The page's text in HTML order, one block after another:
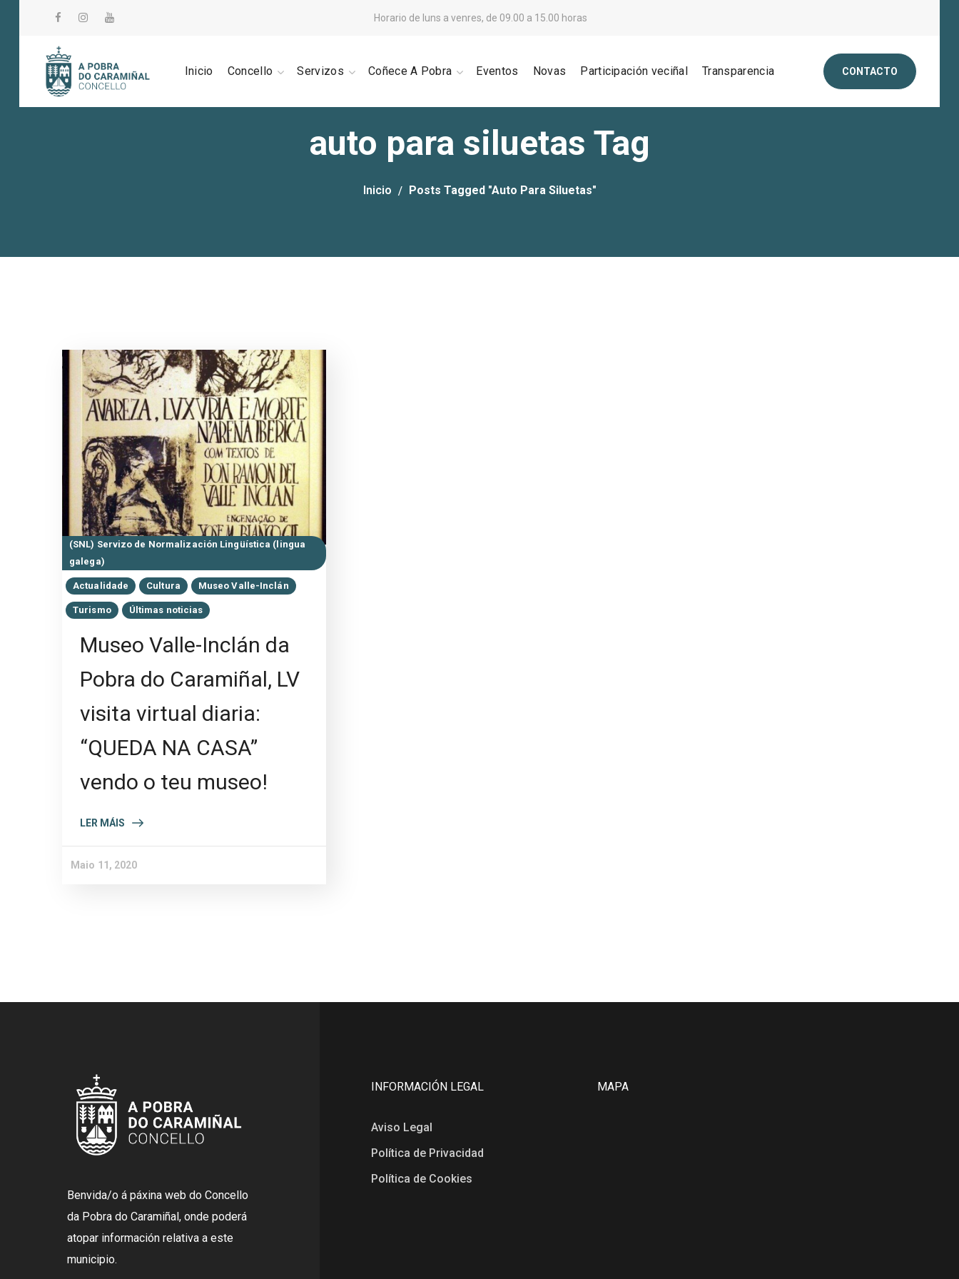
Horario de luns a venres, de 09.00 a 15.00 horas
Inicio Concello Servizos Coñece A Pobra Eventos Novas Participación veciñal Transparencia CONTACTO
auto para siluetas Tag
Inicio Posts Tagged "auto Para Siluetas"
(SNL) Servizo de Normalización Lingüística (lingua
galega)
Actualidade Cultura Museo Valle-Inclán
Turismo Últimas noticias
Museo Valle-Inclán da
Pobra do Caramiñal, LV
visita virtual diaria:
“QUEDA NA CASA”
vendo o teu museo!
LER MÁIS
Maio 11, 2020
Benvida/o á páxina web do Concello
da Pobra do Caramiñal, onde poderá
atopar información relativa a este
municipio.
INFORMACIÓN LEGAL
Aviso Legal
Política de Privacidad
Política de Cookies
MAPA